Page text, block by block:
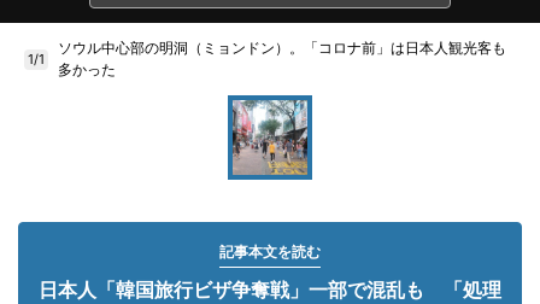
1/1
ソウル中心部の明洞（ミョンドン）。「コロナ前」は日本人観光客も
多かった
記事本文を読む
日本人「韓国旅行ビザ争奪戦」一部で混乱も 「処理